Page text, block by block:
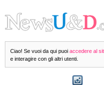
Ciao! Se vuoi da qui puoi accedere al
e interagire con gli altri utenti.